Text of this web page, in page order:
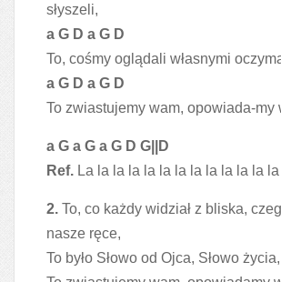
słyszeli,
a G D a G D
To, cośmy oglądali własnymi
a G D a G D
To zwiastujemy wam, opowiada-my
a G a G a G D G||D
Ref. La la la la la la la la la la la la
2. To, co każdy widział z bliska,
nasze ręce,
To było Słowo od Ojca, Słowo życia,